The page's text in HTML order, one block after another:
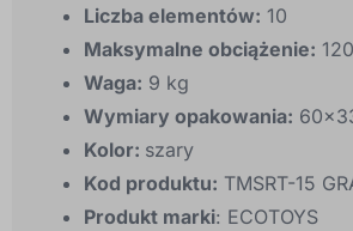
Liczba elementów: 10
Maksymalne obciążenie:
Waga: 9 kg
Wymiary opakowania:
Kolor: szary
Kod produktu: TMSRT-15
Produkt marki: ECOTOYS